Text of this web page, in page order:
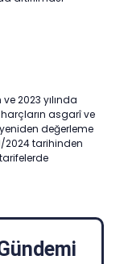
2023 yılında
asgarî ve
değerleme
2024 tarihinden